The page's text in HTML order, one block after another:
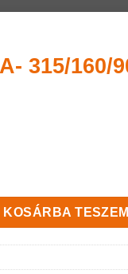
315/160/
KOSÁRBA TESZEM